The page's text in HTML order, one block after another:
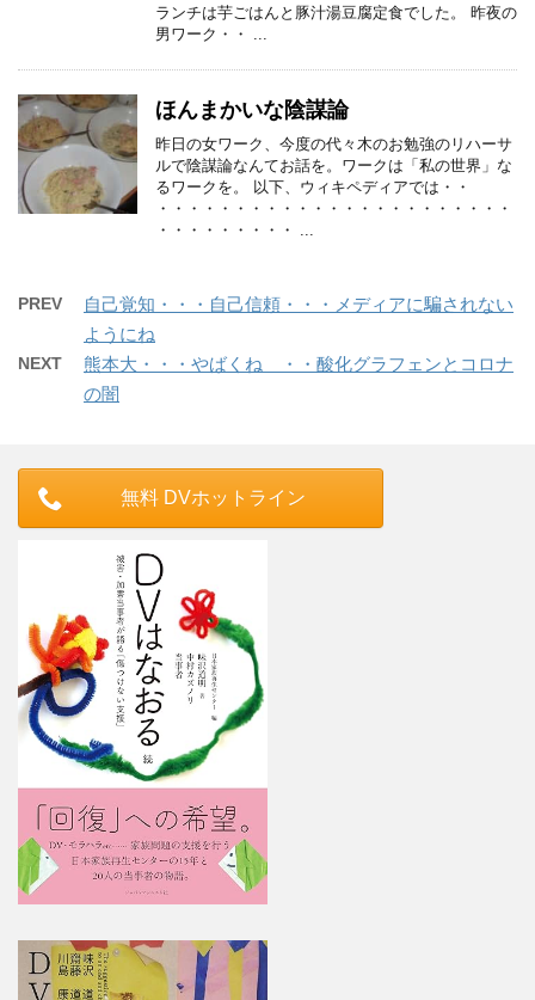
ランチは芋ごはんと豚汁湯豆腐定食でした。 昨夜の
男ワーク・・ ...
ほんまかいな陰謀論
昨日の女ワーク、今度の代々木のお勉強のリハーサ
ルで陰謀論なんてお話を。ワークは「私の世界」な
るワークを。 以下、ウィキペディアでは・・
・・・・・・・・・・・・・・・・・・・・・・・
・・・・・・・・・ ...
PREV
自己覚知・・・自己信頼・・・メディアに騙されない
ようにね
NEXT
熊本大・・・やばくね ・・酸化グラフェンとコロナ
の闇
無料 DVホットライン